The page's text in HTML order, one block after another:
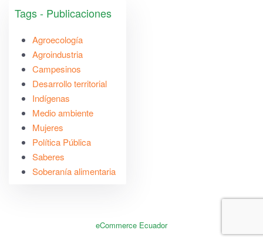
Tags - Publicaciones
Agroecología
Agroindustria
Campesinos
Desarrollo territorial
Indígenas
Medio ambiente
Mujeres
Política Pública
Saberes
Soberanía alimentaria
eCommerce Ecuador